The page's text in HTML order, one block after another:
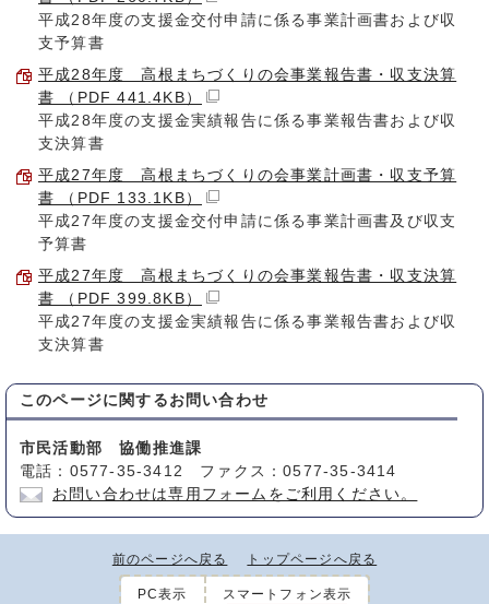
平成28年度の支援金交付申請に係る事業計画書および収
支予算書
平成28年度 高根まちづくりの会事業報告書・収支決算
書 （PDF 441.4KB）
平成28年度の支援金実績報告に係る事業報告書および収
支決算書
平成27年度 高根まちづくりの会事業計画書・収支予算
書 （PDF 133.1KB）
平成27年度の支援金交付申請に係る事業計画書及び収支
予算書
平成27年度 高根まちづくりの会事業報告書・収支決算
書 （PDF 399.8KB）
平成27年度の支援金実績報告に係る事業報告書および収
支決算書
このページに関する お問い合わせ
市民活動部 協働推進課
電話：0577-35-3412 ファクス：0577-35-3414
お問い合わせは専用フォームをご利用ください。
前のページへ戻る トップページへ戻る
PC表示 スマートフォン表示